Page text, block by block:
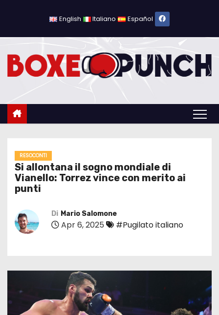
c
English Italiano Español
RESOCONTI
Si allontana il sogno mondiale di
Vianello: Torrez vince con merito ai
punti
Di Mario Salomone
Apr 6, 2025 #Pugilato italiano